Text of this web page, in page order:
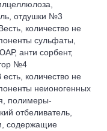
отдушки №3
количество не
сульфаты,
анти сорбент,
№4
количество не
неионогенных
полимеры-
отбеливатель,
содержащие